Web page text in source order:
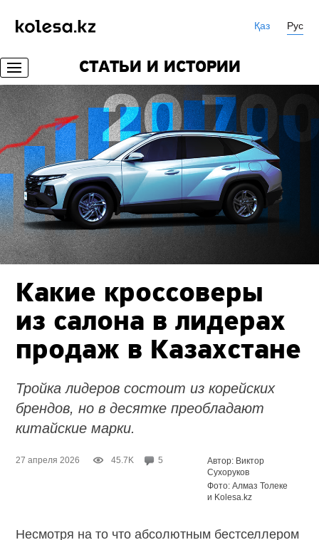
Қаз Рус
СТАТЬИ И ИСТОРИИ
Какие кроссоверы
из салона в лидерах
продаж в Казахстане
Тройка лидеров состоит из корейских
брендов, но в десятке преобладают
китайские марки.
27 апреля 2026 45.7K 5
Автор: Виктор
Сухоруков
Фото: Алмаз Толеке
и Kolesa.kz
Несмотря на то что абсолютным бестселлером